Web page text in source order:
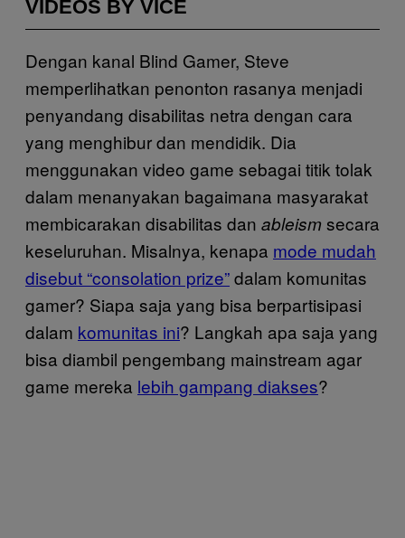
VIDEOS BY VICE
Dengan kanal Blind Gamer, Steve
memperlihatkan penonton rasanya menjadi
penyandang disabilitas netra dengan cara
yang menghibur dan mendidik. Dia
menggunakan video game sebagai titik tolak
dalam menanyakan bagaimana masyarakat
membicarakan disabilitas dan ableismsecara
keseluruhan. Misalnya, kenapa mode mudah
disebut “consolation prize”dalam komunitas
gamer? Siapa saja yang bisa berpartisipasi
dalam komunitas ini? Langkah apa saja yang
bisa diambil pengembang mainstream agar
game mereka lebih gampang diakses?